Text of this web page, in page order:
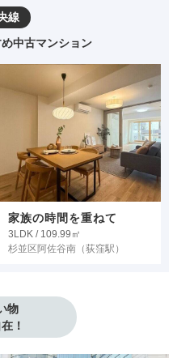
線
中古マンション
家族の時間を重ねて
3LDK / 109.99㎡
杉並区阿佐谷南 （荻窪駅）
物
！